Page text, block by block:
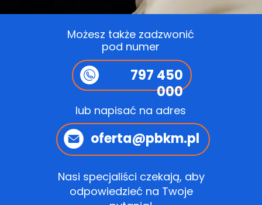
Możesz także zadzwonić
pod numer
797 450
000
lub napisać na adres
oferta@pbkm.pl
Nasi specjaliści czekają, aby
odpowiedzieć na Twoje